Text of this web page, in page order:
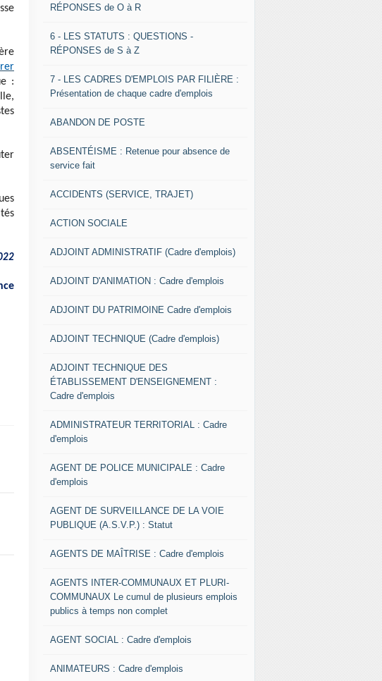
:
RÉPONSES de O à R
6 - LES STATUTS : QUESTIONS -
RÉPONSES de S à Z
7 - LES CADRES D'EMPLOIS PAR FILIÈRE :
Présentation de chaque cadre d'emplois
ABANDON DE POSTE
ABSENTÉISME : Retenue pour absence de
service fait
ACCIDENTS (SERVICE, TRAJET)
ACTION SOCIALE
ADJOINT ADMINISTRATIF (Cadre d'emplois)
ADJOINT D'ANIMATION : Cadre d'emplois
ADJOINT DU PATRIMOINE Cadre d'emplois
ADJOINT TECHNIQUE (Cadre d'emplois)
ADJOINT TECHNIQUE DES
ÉTABLISSEMENT D'ENSEIGNEMENT :
Cadre d'emplois
ADMINISTRATEUR TERRITORIAL : Cadre
d'emplois
AGENT DE POLICE MUNICIPALE : Cadre
d'emplois
AGENT DE SURVEILLANCE DE LA VOIE
PUBLIQUE (A.S.V.P.) : Statut
AGENTS DE MAÎTRISE : Cadre d'emplois
AGENTS INTER-COMMUNAUX ET PLURI-
COMMUNAUX Le cumul de plusieurs emplois
publics à temps non complet
AGENT SOCIAL : Cadre d'emplois
ANIMATEURS : Cadre d'emplois